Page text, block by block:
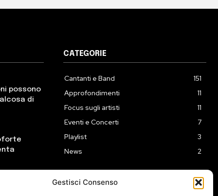
Gestisci Consenso
possono
di
CATEGORIE
Cantanti e Band
151
Approfondimenti
11
Focus sugli artisti
11
Eventi e Concerti
7
Playlist
3
News
2